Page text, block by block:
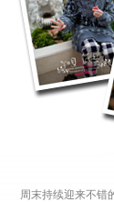
周末持续迎来不错的